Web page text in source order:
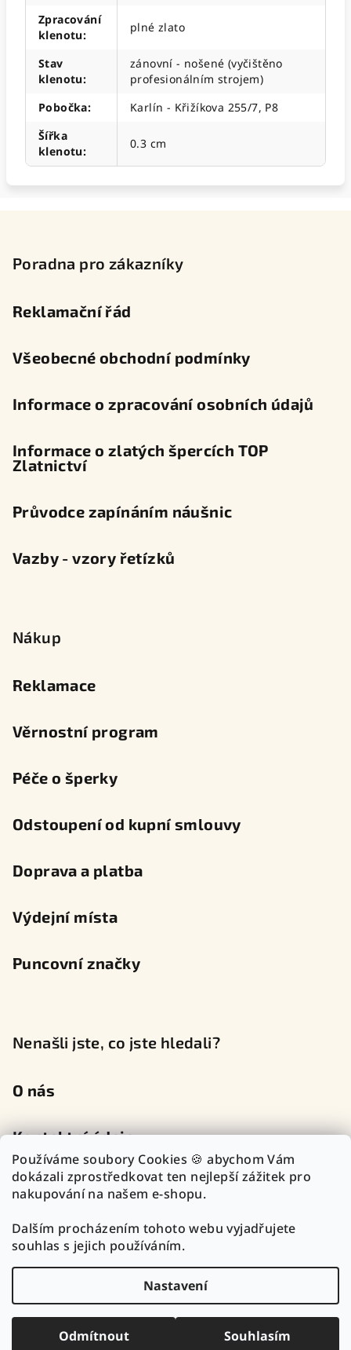
Používáme soubory Cookies 🍪 abychom Vám
dokázali zprostředkovat ten nejlepší zážitek pro
nakupování na našem e-shopu.
Dalším procházením tohoto webu vyjadřujete
souhlas s jejich používáním.
Nastavení
Odmítnout Souhlasím
Zpracování
klenotu:
plné zlato
Stav
klenotu:
zánovní - nošené (vyčištěno
profesionálním strojem)
Pobočka:
Karlín - Křižíkova 255/7, P8
Šířka
klenotu:
0.3 cm
Poradna pro zákazníky
Reklamační řád
Všeobecné obchodní podmínky
Informace o zpracování osobních údajů
Informace o zlatých špercích TOP
Zlatnictví
Průvodce zapínáním náušnic
Vazby - vzory řetízků
Nákup
Reklamace
Věrnostní program
Péče o šperky
Odstoupení od kupní smlouvy
Doprava a platba
Výdejní místa
Puncovní značky
Nenašli jste, co jste hledali?
O nás
Kontaktní údaje
Copyright 2026TOP Zlatnictví Outlet. Všechna práva
vyhrazena.Upravit nastavení cookies